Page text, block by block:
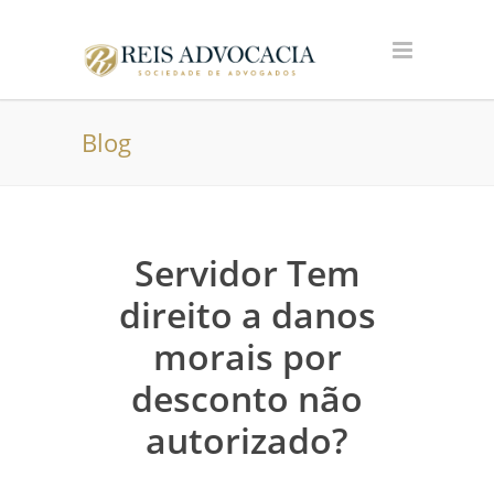
Blog
Servidor Tem
direito a danos
morais por
desconto não
autorizado?